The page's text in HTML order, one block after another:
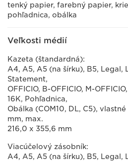
tenký papier, farebný papier,
pohľadnica, obálka
Veľkosti médií
Kazeta (štandardná):
A4, A5, A5 (na šírku), B5, Legal,
Statement,
OFFICIO, B-OFFICIO, M-
16K, Pohľadnica,
Obálka (COM10, DL, C5),
mm, max.
216,0 x 355,6 mm
Viacúčelový zásobník:
A4, A5, A5 (na šírku), B5, Legal,